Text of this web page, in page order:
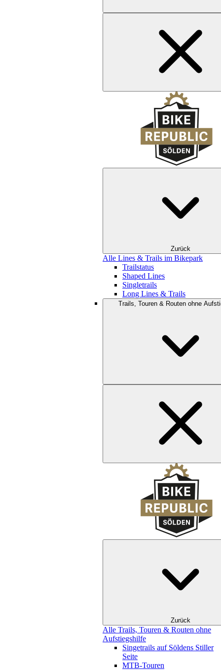
Zurück
Alle Lines & Trails im Bikepark
Trailstatus
Shaped Lines
Singletrails
Long Lines & Trails
Trails, Touren & Routen ohne
Zurück
Alle Trails, Touren & Routen ohne
Aufstiegshilfe
Singetrails auf Söldens Stiller
Seite
MTB-Touren